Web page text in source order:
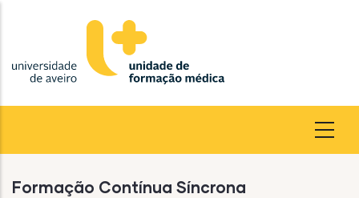
conteúdo
Formação Contínua Síncrona